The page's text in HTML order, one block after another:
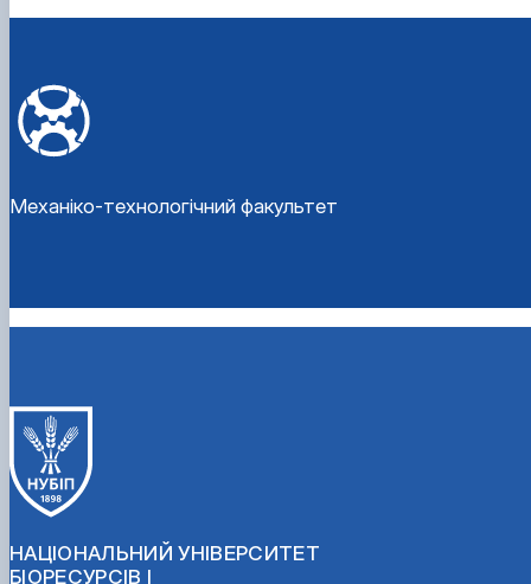
Механіко-технологічний факультет
НАЦІОНАЛЬНИЙ УНІВЕРСИТЕТ
БІОРЕСУРСІВ І